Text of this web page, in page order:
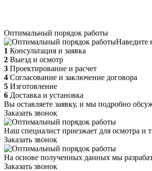
Оптимальный порядок работы
Наведите
1 Консультация и заявка
2 Выезд и осмотр
3 Проектирование и расчет
4 Согласование и заключение договора
5 Изготовление
6 Доставка и установка
Вы оставляете заявку, и мы подробно
Заказать звонок
Наш специалист приезжает для осмотра и
Заказать звонок
На основе полученных данных мы
Заказать звонок